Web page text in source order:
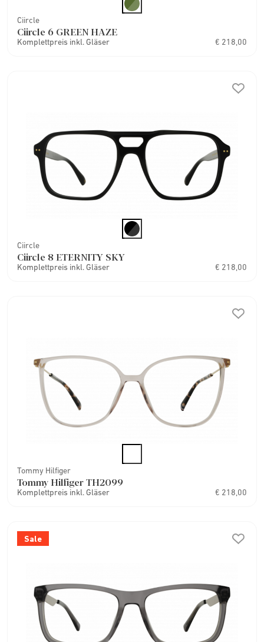
Ciircle
Ciircle 6 GREEN HAZE
Komplettpreis inkl. Gläser € 218,00
Ciircle
Ciircle 8 ETERNITY SKY
Komplettpreis inkl. Gläser € 218,00
Tommy Hilfiger
Tommy Hilfiger TH2099
Komplettpreis inkl. Gläser € 218,00
Sale